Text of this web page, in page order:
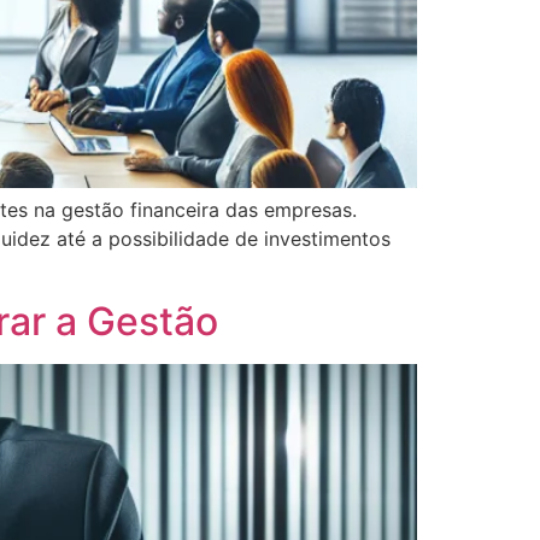
na gestão financeira das empresas.
até a possibilidade de investimentos
a Gestão